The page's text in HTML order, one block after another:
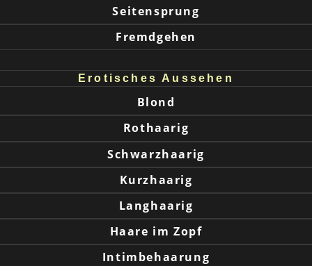
Seitensprung
Fremdgehen
Erotisches Aussehen
Blond
Rothaarig
Schwarzhaarig
Kurzhaarig
Langhaarig
Haare im Zopf
Intimbehaarung